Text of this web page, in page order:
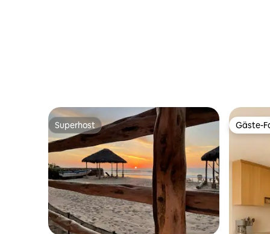
Superhost
Superhost Gäste-
Gäste-